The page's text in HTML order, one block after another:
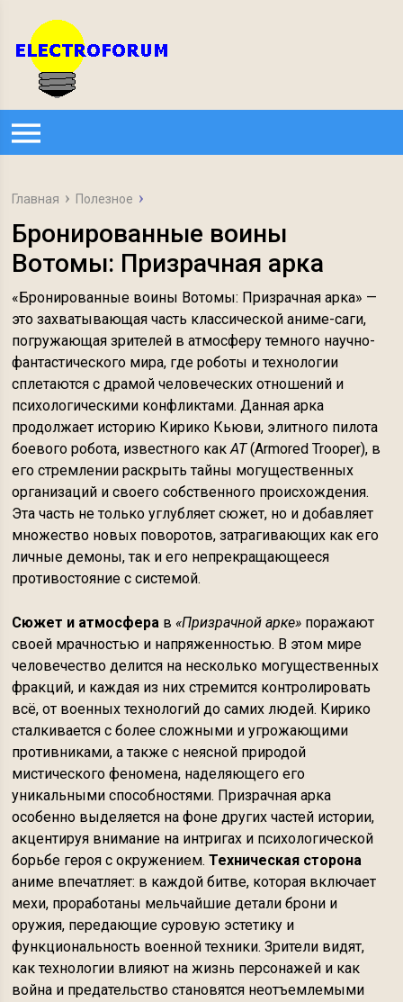
Главная Полезное
Бронированные воины
Вотомы: Призрачная арка
«Бронированные воины Вотомы: Призрачная арка» —
это захватывающая часть классической аниме-саги,
погружающая зрителей в атмосферу темного научно-
фантастического мира, где роботы и технологии
сплетаются с драмой человеческих отношений и
психологическими конфликтами. Данная арка
продолжает историю Кирико Кьюви, элитного пилота
боевого робота, известного какAT(Armored Trooper), в
его стремлении раскрыть тайны могущественных
организаций и своего собственного происхождения.
Эта часть не только углубляет сюжет, но и добавляет
множество новых поворотов, затрагивающих как его
личные демоны, так и его непрекращающееся
противостояние с системой.
Сюжет и атмосфера в«Призрачной арке» поражают
своей мрачностью и напряженностью. В этом мире
человечество делится на несколько могущественных
фракций, и каждая из них стремится контролировать
всё, от военных технологий до самих людей. Кирико
сталкивается с более сложными и угрожающими
противниками, а также с неясной природой
мистического феномена, наделяющего его
уникальными способностями. Призрачная арка
особенно выделяется на фоне других частей истории,
акцентируя внимание на интригах и психологической
борьбе героя с окружением.Техническая сторона
аниме впечатляет: в каждой битве, которая включает
мехи, проработаны мельчайшие детали брони и
оружия, передающие суровую эстетику и
функциональность военной техники. Зрители видят,
как технологии влияют на жизнь персонажей и как
война и предательство становятся неотъемлемыми